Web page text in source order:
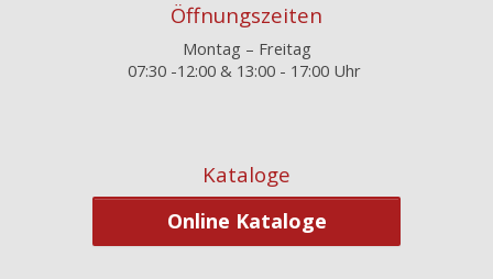
Öffnungszeiten
Montag – Freitag
07:30 -12:00 & 13:00 - 17:00 Uhr
Kataloge
Online Kataloge